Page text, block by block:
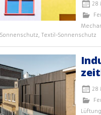
28
Sonnenschutz, Textil-Sonnenschutz
28
Lüftung